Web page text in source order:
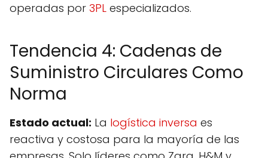
operadas por 3PL especializados.
Tendencia 4: Cadenas de
Suministro Circulares Como
Norma
Estado actual: La logística inversa es
reactiva y costosa para la mayoría de las